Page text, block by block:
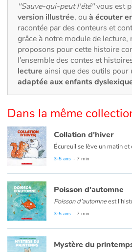
Documentaires
En famille
Quotidien et loisirs
À l'école
Fêtes et évènements
Amour et amitié
Sujets de société
Émotions et sentiments
Formats et illustrations
Catalogue anglais
"Sauve-qui-peut l'été"vous est
version illustrée, ou à écouter
racontée par des conteurs et
grâce à notre module de lecture,
proposons pour cette histoire
l’ensemble des contes et
lecture ainsi que des outils pour
adaptée aux enfants
Dans la même
Collation d'hiver
3-5 ans - 7 min
Poisson d'automne
Poisson d’automneest l’histoire douce et tendre d’un petit poisson qui, à l’approche de l’automne, voit son univers se transformer. Il se
3-5 ans - 7 min
Mystère du